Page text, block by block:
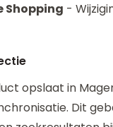
Shopping -
opslaat in
Dit